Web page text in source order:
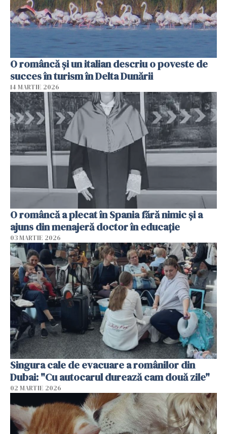
O româncă și un italian descriu o poveste de
succes în turism în Delta Dunării
14 MARTIE 2026
O româncă a plecat în Spania fără nimic și a
ajuns din menajeră doctor în educație
03 MARTIE 2026
Singura cale de evacuare a românilor din
Dubai: "Cu autocarul durează cam două zile"
02 MARTIE 2026